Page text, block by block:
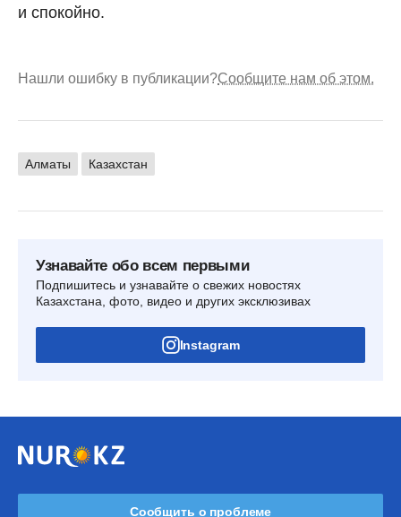
и спокойно.
Нашли ошибку в публикации?Сообщите нам об этом.
Алматы Казахстан
Узнавайте обо всем первыми
Подпишитесь и узнавайте о свежих новостях
Казахстана, фото, видео и других эксклюзивах
Instagram
Сообщить о проблеме